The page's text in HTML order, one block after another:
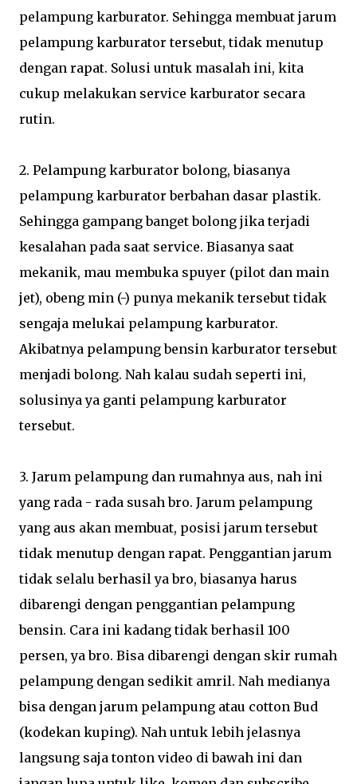
pelampung karburator. Sehingga membuat jarum
pelampung karburator tersebut, tidak menutup
dengan rapat. Solusi untuk masalah ini, kita
cukup melakukan service karburator secara
rutin.
2. Pelampung karburator bolong, biasanya
pelampung karburator berbahan dasar plastik.
Sehingga gampang banget bolong jika terjadi
kesalahan pada saat service. Biasanya saat
mekanik, mau membuka spuyer (pilot dan main
jet), obeng min (-) punya mekanik tersebut tidak
sengaja melukai pelampung karburator.
Akibatnya pelampung bensin karburator tersebut
menjadi bolong. Nah kalau sudah seperti ini,
solusinya ya ganti pelampung karburator
tersebut.
3. Jarum pelampung dan rumahnya aus, nah ini
yang rada - rada susah bro. Jarum pelampung
yang aus akan membuat, posisi jarum tersebut
tidak menutup dengan rapat. Penggantian jarum
tidak selalu berhasil ya bro, biasanya harus
dibarengi dengan penggantian pelampung
bensin. Cara ini kadang tidak berhasil 100
persen, ya bro. Bisa dibarengi dengan skir rumah
pelampung dengan sedikit amril. Nah medianya
bisa dengan jarum pelampung atau cotton Bud
(kodekan kuping). Nah untuk lebih jelasnya
langsung saja tonton video di bawah ini dan